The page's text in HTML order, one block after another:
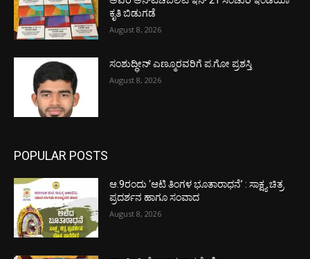
ಕೃತಿ ಬಿಡುಗಡೆ
August 8, 2026
ಸಂಶುದ್ಧೀನ್ ಎಣ್ಮೂರವರಿಗೆ ಪ.ಗೋ ಪ್ರಶಸ್ತಿ
August 8, 2026
POPULAR POSTS
ಆ.9ರಂದು ‘ಆಟಿ ತಿಂಗಳ ಭೂತಾರಾಧನೆ’ : ಸಾಕ್ಷ್ಯ ಚಿತ್ರ
ಪ್ರದರ್ಶನ ಹಾಗೂ ಸಂವಾದ
August 8, 2026